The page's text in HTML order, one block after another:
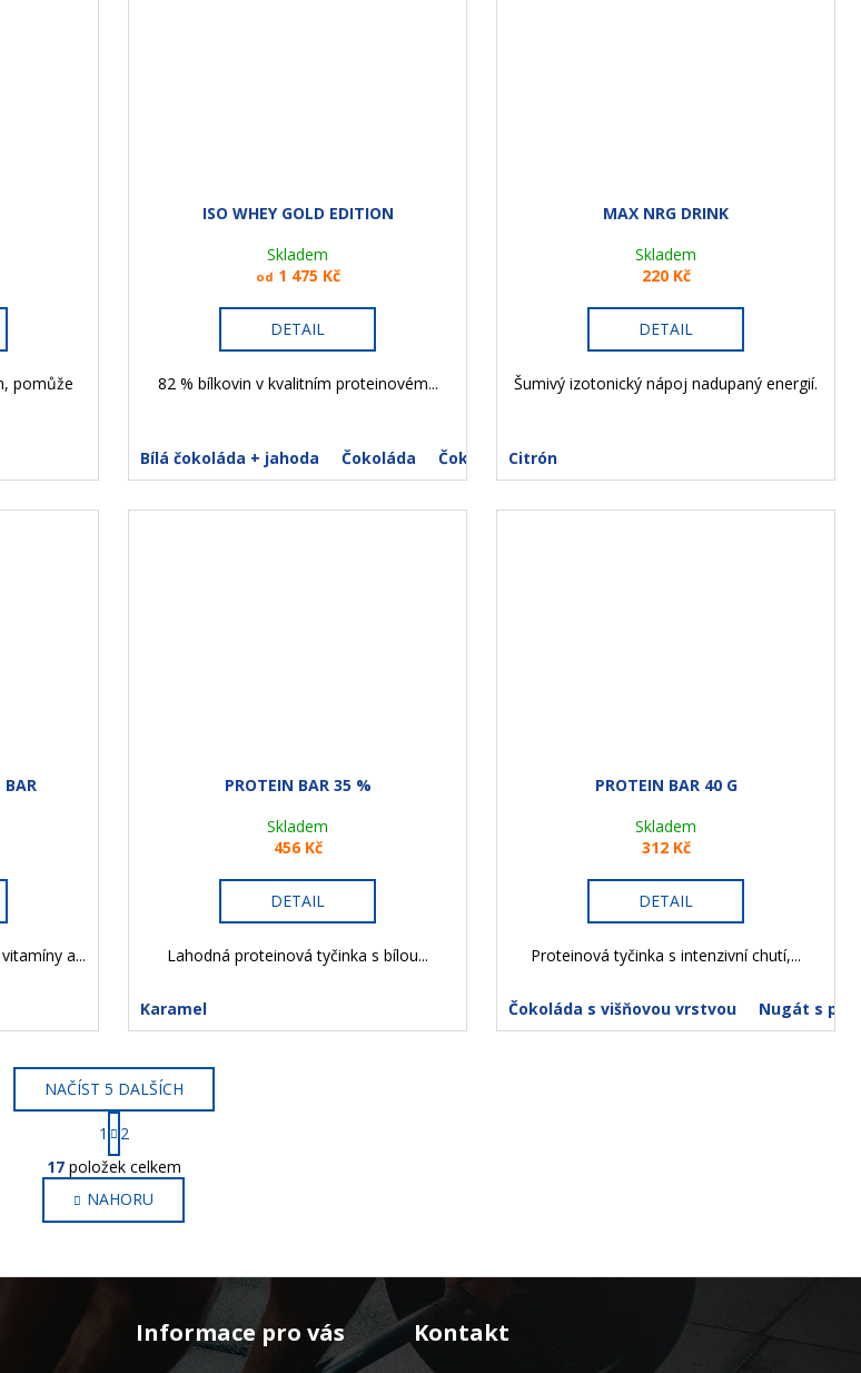
pomůže
ISO WHEY GOLD EDITION
Skladem
od 1 475 Kč
DETAIL
82 % bílkovin v kvalitním proteinovém...
Bílá čokoláda + jahoda Čokoláda Čokoláda + mentol
MAX NRG DRINK
Skladem
220 Kč
DETAIL
Šumivý izotonický nápoj nadupaný energií.
Citrón
BAR
a...
PROTEIN BAR 35 %
Skladem
456 Kč
DETAIL
Lahodná proteinová tyčinka s bílou...
Karamel
PROTEIN BAR 40 G
Skladem
312 Kč
DETAIL
Proteinová tyčinka s intenzivní chutí,...
Čokoláda s višňovou vrstvou Nugát s
O
v
l
á
a
NAČÍST 5 DALŠÍCH
S
t
r
á
n
k
1
2
17položek celkem
NAHORU
Informace pro vás Kontakt